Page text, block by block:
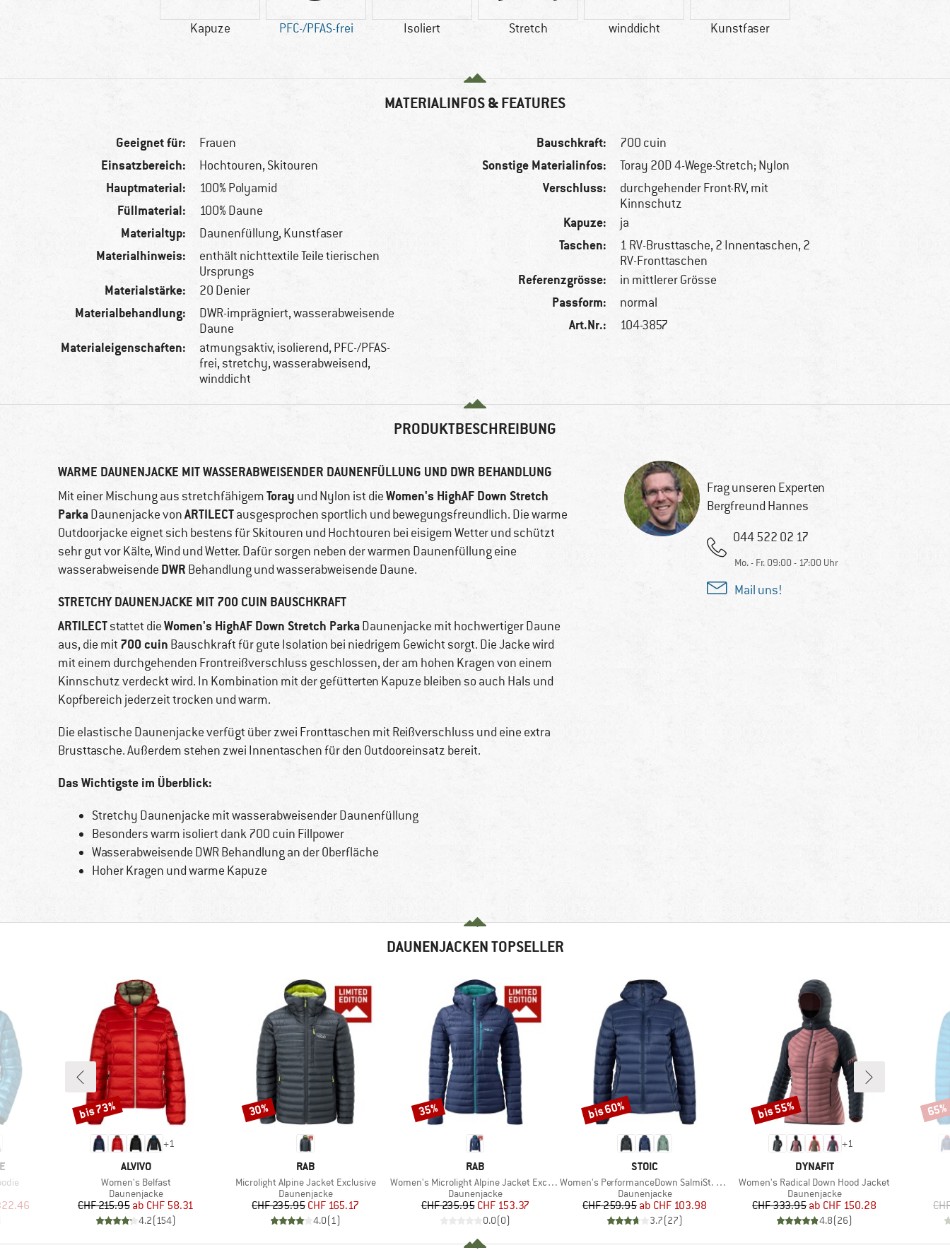
Kapuze PFC-/PFAS-frei Isoliert Stretch winddicht Kunstfaser
MATERIALINFOS & FEATURES
Geeignet für: Frauen
Einsatzbereich: Hochtouren, Skitouren
Hauptmaterial: 100% Polyamid
Füllmaterial: 100% Daune
Materialtyp: Daunenfüllung, Kunstfaser
Materialhinweis:
enthält nichttextile Teile tierischen
Ursprungs
Materialstärke: 20 Denier
Materialbehandlung:
DWR-imprägniert, wasserabweisende
Daune
Materialeigenschaften:
atmungsaktiv, isolierend, PFC-/PFAS-
frei, stretchy, wasserabweisend,
winddicht
Bauschkraft: 700 cuin
Sonstige Materialinfos: Toray 20D 4-Wege-Stretch; Nylon
Verschluss:
durchgehender Front-RV, mit
Kinnschutz
Kapuze: ja
Taschen:
1 RV-Brusttasche, 2 Innentaschen, 2
RV-Fronttaschen
Referenzgrösse: in mittlerer Grösse
Passform: normal
Art.Nr.: 104-3857
PRODUKTBESCHREIBUNG
WARME DAUNENJACKE MIT WASSERABWEISENDER DAUNENFÜLLUNG UND DWR BEHANDLUNG
Mit einer Mischung aus stretchfähigemToray und Nylon ist dieWomen's HighAF Down Stretch
ParkaDaunenjacke vonARTILECTausgesprochen sportlich und bewegungsfreundlich. Die warme
Outdoorjacke eignet sich bestens für Skitouren und Hochtouren bei eisigem Wetter und schützt
sehr gut vor Kälte, Wind und Wetter. Dafür sorgen neben der warmen Daunenfüllung eine
wasserabweisende DWR Behandlung und wasserabweisende Daune.
STRETCHY DAUNENJACKE MIT 700 CUIN BAUSCHKRAFT
ARTILECTstattet dieWomen's HighAF Down Stretch ParkaDaunenjacke mit hochwertiger Daune
aus, die mit 700 cuin Bauschkraft für gute Isolation bei niedrigem Gewicht sorgt. Die Jacke wird
mit einem durchgehenden Frontreißverschluss geschlossen, der am hohen Kragen von einem
Kinnschutz verdeckt wird. In Kombination mit der gefütterten Kapuze bleiben so auch Hals und
Kopfbereich jederzeit trocken und warm.
Die elastische Daunenjacke verfügt über zwei Fronttaschen mit Reißverschluss und eine extra
Brusttasche. Außerdem stehen zwei Innentaschen für den Outdooreinsatz bereit.
Das Wichtigste im Überblick:
Stretchy Daunenjacke mit wasserabweisender Daunenfüllung
Besonders warm isoliert dank 700 cuin Fillpower
Wasserabweisende DWR Behandlung an der Oberfläche
Hoher Kragen und warme Kapuze
Frag unseren Experten
Bergfreund Hannes
044 522 02 17
Mo. - Fr. 09:00 - 17:00 Uhr
Mail uns!
DAUNENJACKEN TOPSELLER
Preis
+1
MARKE
ALVIVO
Artikel
Women's Belfast
Produktgruppe
Daunenjacke
Preis
CHF 215.95 reduzierter Preis
ab CHF 58.31
4.2(154)
Rabatt
bis 73%
MARKE
RAB
Artikel
Microlight Alpine Jacket Exclusive
Produktgruppe
Daunenjacke
Preis
CHF 235.95reduzierter Preis
CHF 165.17
4.0(1)
Rabatt
30%
MARKE
RAB
Artikel
Women's Microlight Alpine Jacket Exclusive
Produktgruppe
Daunenjacke
Preis
CHF 235.95reduzierter Preis
CHF 153.37
0.0(0)
Rabatt
35%
MARKE
STOIC
Artikel
Women's PerformanceDown SalmiSt. Jacket with Hood
Produktgruppe
Daunenjacke
Preis
CHF 259.95 reduzierter Preis
ab CHF 103.98
3.7(27)
Rabatt
bis 60%
+1
MARKE
DYNAFIT
Artikel
Women's Radical Down Hood Jacket
Produktgruppe
Daunenjacke
Preis
CHF 333.95 reduzierter Preis
ab CHF 150.28
4.8(26)
Rabatt
bis 55% 65%